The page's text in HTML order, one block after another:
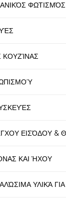
ΚΟΥΖΊΝΑΣ
ΕΙΣΌΔΟΥ &
ΚΑΙ ΉΧΟΥ
ΥΛΙΚΆ